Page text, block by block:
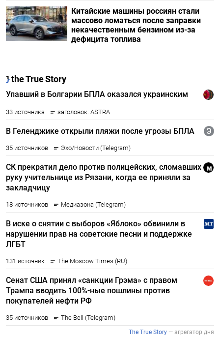
Китайские машины россиян стали
массово ломаться после заправки
некачественным бензином из-за
дефицита топлива